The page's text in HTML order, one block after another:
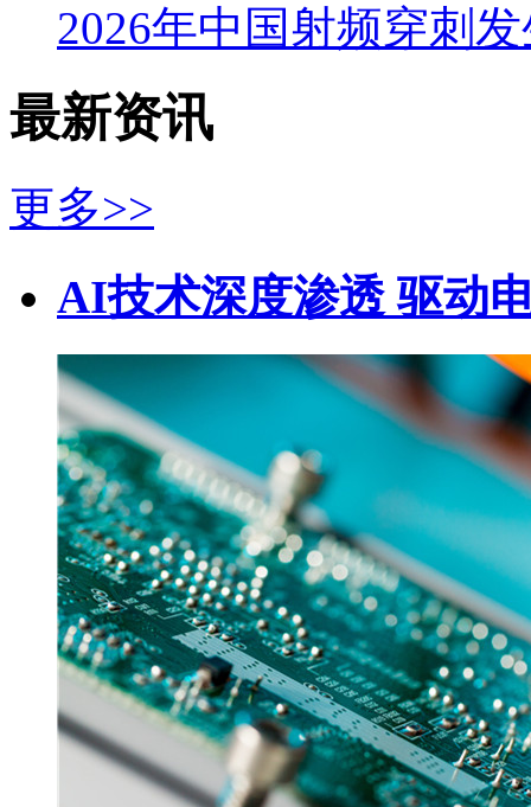
2026年中国射频穿刺
最新资讯
更多>>
AI技术深度渗透 驱动